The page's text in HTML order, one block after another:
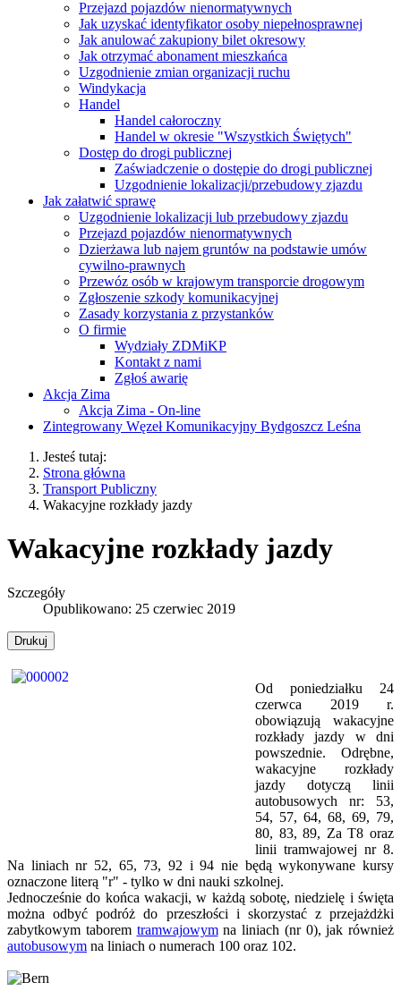
Przejazd pojazdów nienormatywnych
Jak uzyskać identyfikator osoby niepełnosprawnej
Jak anulować zakupiony bilet okresowy
Jak otrzymać abonament mieszkańca
Uzgodnienie zmian organizacji ruchu
Windykacja
Handel
Handel całoroczny
Handel w okresie "Wszystkich Świętych"
Dostęp do drogi publicznej
Zaświadczenie o dostępie do drogi publicznej
Uzgodnienie lokalizacji/przebudowy zjazdu
Jak załatwić sprawę
Uzgodnienie lokalizacji lub przebudowy zjazdu
Przejazd pojazdów nienormatywnych
Dzierżawa lub najem gruntów na podstawie umów
cywilno-prawnych
Przewóz osób w krajowym transporcie drogowym
Zgłoszenie szkody komunikacyjnej
Zasady korzystania z przystanków
O firmie
Wydziały ZDMiKP
Kontakt z nami
Zgłoś awarię
Akcja Zima
Akcja Zima - On-line
Zintegrowany Węzeł Komunikacyjny Bydgoszcz Leśna
Jesteś tutaj:
Strona główna
Transport Publiczny
Wakacyjne rozkłady jazdy
Wakacyjne rozkłady jazdy
Szczegóły
Opublikowano: 25 czerwiec 2019
Drukuj
Od poniedziałku 24
czerwca 2019 r.
obowiązują wakacyjne
rozkłady jazdy w dni
powszednie. Odrębne,
wakacyjne rozkłady
jazdy dotyczą linii
autobusowych nr: 53,
54, 57, 64, 68, 69, 79,
80, 83, 89, Za T8 oraz
linii tramwajowej nr 8.
Na liniach nr 52, 65, 73, 92 i 94 nie będą wykonywane kursy
oznaczone literą "r" - tylko w dni nauki szkolnej.
Jednocześnie do końca wakacji, w każdą sobotę, niedzielę i święta
można odbyć podróż do przeszłości i skorzystać z przejażdżki
zabytkowym taborem tramwajowymna liniach (nr 0), jak również
autobusowym na liniach o numerach 100 oraz 102.